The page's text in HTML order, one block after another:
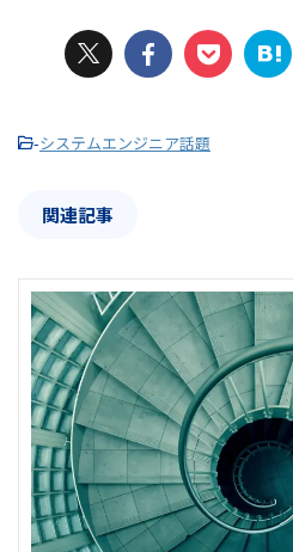
-システムエンジニア話題
関連記事